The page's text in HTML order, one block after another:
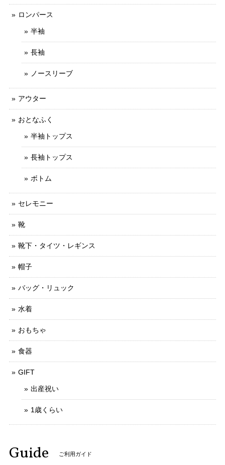
ロンパース
半袖
長袖
ノースリーブ
アウター
おとなふく
半袖トップス
長袖トップス
ボトム
セレモニー
靴
靴下・タイツ・レギンス
帽子
バッグ・リュック
水着
おもちゃ
食器
GIFT
出産祝い
1歳くらい
Guide ご利用ガイド